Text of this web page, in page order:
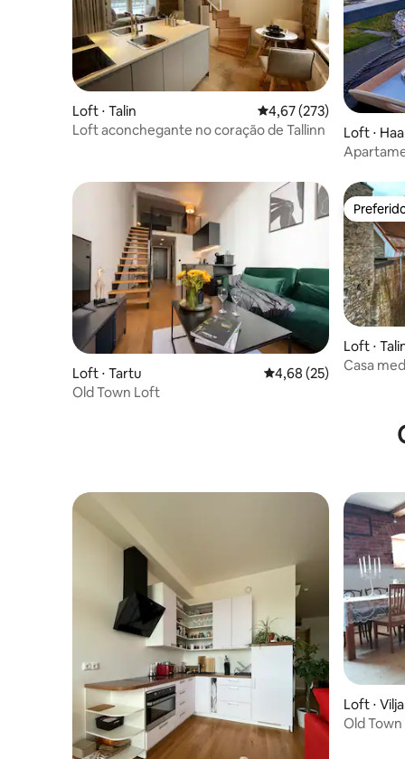
Loft ⋅ Talin 4,67 de uma avaliação
4,67 (273)
Loft aconchegante no coração de Tallinn
Loft ⋅
Loft ⋅ Tartu 4,68 de uma
4,68 (25)
Old Town Loft
Loft ⋅
Casa
Loft ⋅
Old